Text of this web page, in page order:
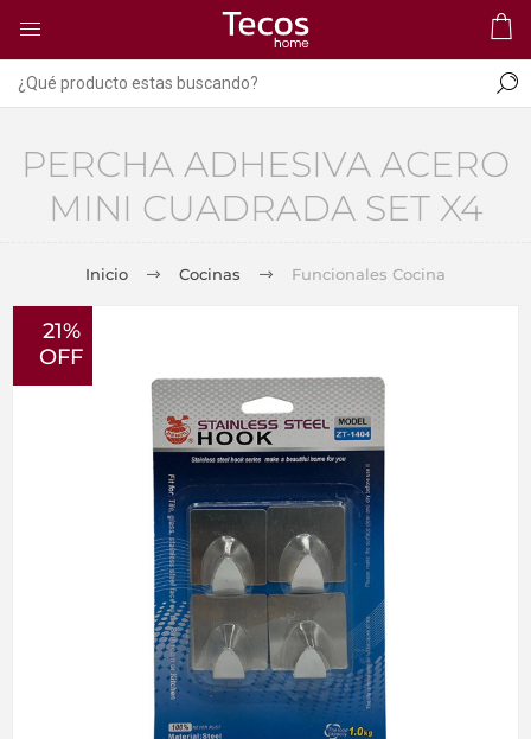
PERCHA ADHESIVA ACERO
MINI CUADRADA SET X4
Inicio Cocinas Funcionales Cocina
21%
OFF